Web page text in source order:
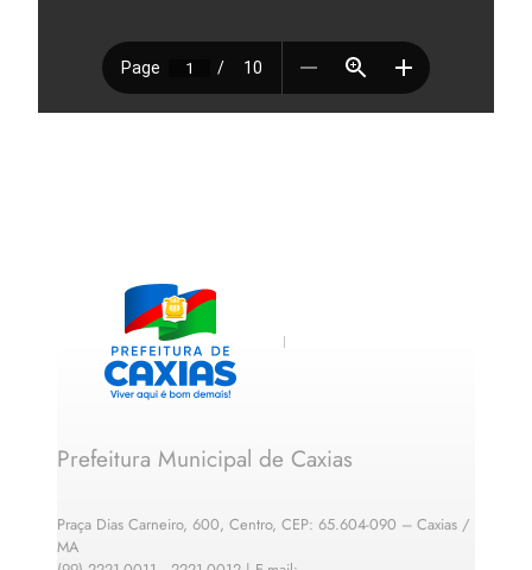
Prefeitura Municipal de Caxias
Praça Dias Carneiro, 600, Centro, CEP: 65.604-090 – Caxias /
MA